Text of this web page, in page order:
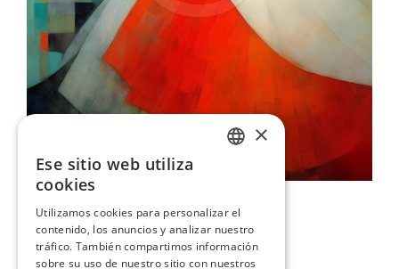
109,00 €
GERMAN
FRENCH
×
Ese sitio web utiliza
cookies
Utilizamos cookies para personalizar el
contenido, los anuncios y analizar nuestro
tráfico. También compartimos información
sobre su uso de nuestro sitio con nuestros